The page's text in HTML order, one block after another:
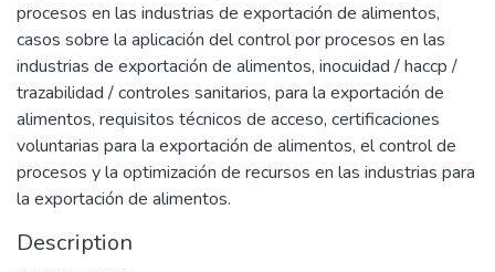
procesos en las industrias de exportación de alimentos,
casos sobre la aplicación del control por procesos en las
industrias de exportación de alimentos, inocuidad / haccp /
trazabilidad / controles sanitarios, para la exportación de
alimentos, requisitos técnicos de acceso, certificaciones
voluntarias para la exportación de alimentos, el control de
procesos y la optimización de recursos en las industrias para
la exportación de alimentos.
Description